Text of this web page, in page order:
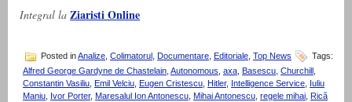
Integral la Ziaristi Online
Posted inAnalize Colimatorul Documentare Editoriale Top News
Tags:
Alfred George Gardyne de Chastelain, Autonomous, axa, Basescu, Churchill ,
Constantin Vasiliu, Emil Velciu, Eugen Cristescu, Hitler, Intelligence Service, Iuliu
Maniu, Ivor Porter, Maresalul Ion Antonescu, Mihai Antonescu, regele mihai, Rică